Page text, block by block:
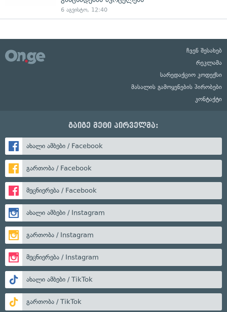
6 აგვისტო, 12:40
ჩვენ შესახებ
რეკლამა
სარედაქციო კოდექსი
მასალის გამოყენების პირობები
კონტაქტი
გაიგე მეტი პირველმა:
ახალი ამბები / Facebook
გართობა / Facebook
მეცნიერება / Facebook
ახალი ამბები / Instagram
გართობა / Instagram
მეცნიერება / Instagram
ახალი ამბები / TikTok
გართობა / TikTok